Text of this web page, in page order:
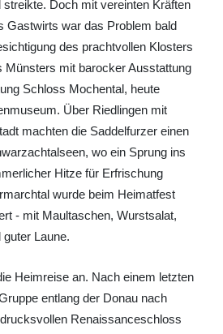
Doch mit vereinten Kräften
Gastwirts war das Problem bald
des prachtvollen Klosters
Münsters mit barocker Ausstattung
Schloss Mochental, heute
Über Riedlingen mit
machten die Saddelfurzer einen
wo ein Sprung ins
Hitze für Erfrischung
wurde beim Heimatfest
- mit Maultaschen, Wurstsalat,
Laune.
Heimreise an. Nach einem letzten
entlang der Donau nach
Renaissanceschloss